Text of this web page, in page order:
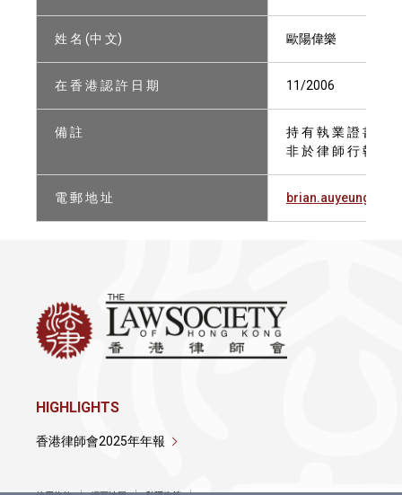
姓 名 (中 文) 歐陽偉樂
在 香 港 認 許 日 期 11/2006
備 註
持 有 執 業 證 書
非 於 律 師 行 執 業
電 郵 地 址
HIGHLIGHTS
香港律師會2025年年報